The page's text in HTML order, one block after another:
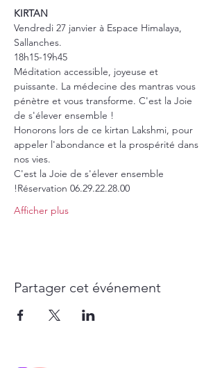
KIRTAN
Vendredi 27 janvier à Espace Himalaya,
Sallanches.
18h15-19h45
Méditation accessible, joyeuse et
puissante. La médecine des mantras vous
pénètre et vous transforme. C'est la Joie
de s'élever ensemble !
Honorons lors de ce kirtan Lakshmi, pour
appeler l'abondance et la prospérité dans
nos vies.
C'est la Joie de s'élever ensemble
!Réservation 06.29.22.28.00
Afficher plus
Partager cet événement